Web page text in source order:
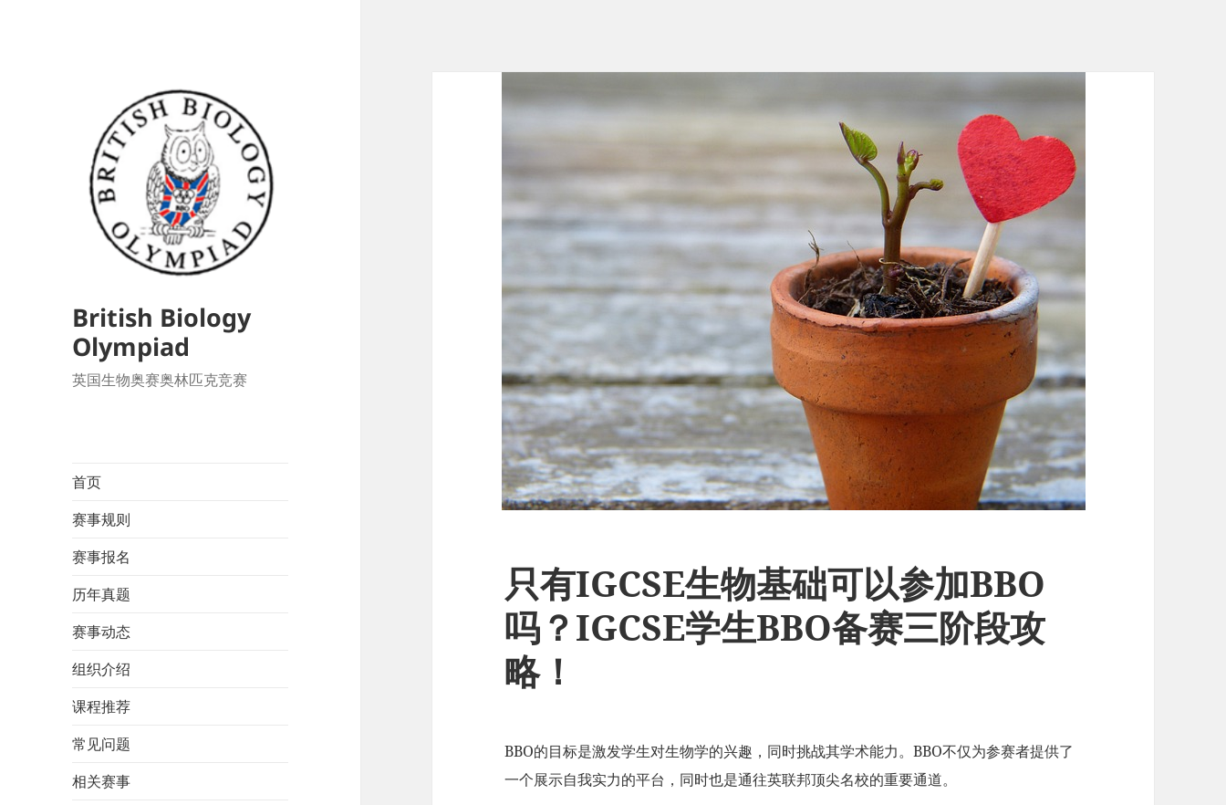
British Biology
Olympiad
英国生物奥赛奥林匹克竞赛
首页
赛事规则
赛事报名
历年真题
赛事动态
组织介绍
课程推荐
常见问题
相关赛事
只有IGCSE生物基础可以参加BBO
吗？IGCSE学生BBO备赛三阶段攻
略！
BBO的目标是激发学生对生物学的兴趣，同时挑战其学术能力。BBO不仅为参赛者提供了
一个展示自我实力的平台，同时也是通往英联邦顶尖名校的重要通道。